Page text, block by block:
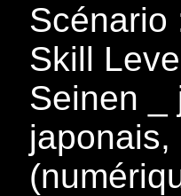
Scénario
Skill
Seinen _